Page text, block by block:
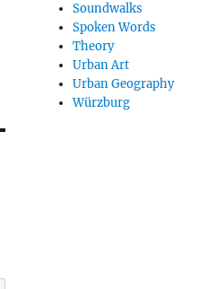
Soundwalks
Spoken Words
Theory
Urban Art
Urban Geography
Würzburg